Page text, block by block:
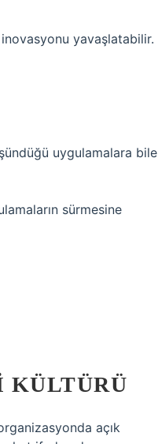
yavaşlatabilir.
uygulamalara bile
sürmesine
KÜLTÜRÜ
açık